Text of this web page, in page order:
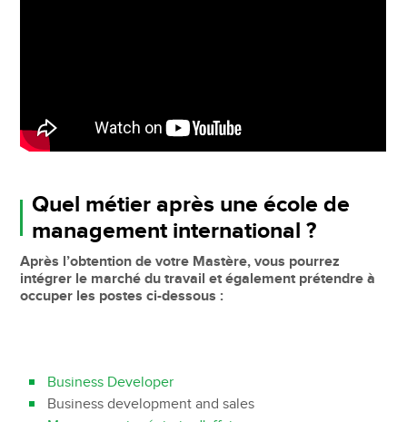
Quel métier après une école de
management international ?
Après l’obtention de votre Mastère, vous pourrez
intégrer le marché du travail et également prétendre à
occuper les postes ci-dessous :
Business Developer
Business development and sales